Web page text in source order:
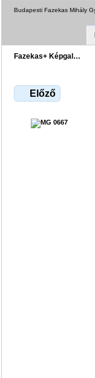
Budapesti Fazekas Mihály
Fazekas+ Képgal…
Előző